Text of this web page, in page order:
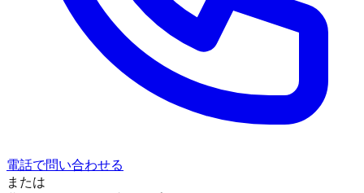
電話で問い合わせる
または